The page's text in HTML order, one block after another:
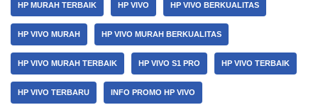
HP MURAH TERBAIK HP VIVO HP VIVO BERKUALITAS
HP VIVO MURAH HP VIVO MURAH BERKUALITAS
HP VIVO MURAH TERBAIK HP VIVO S1 PRO HP VIVO TERBAIK
HP VIVO TERBARU INFO PROMO HP VIVO